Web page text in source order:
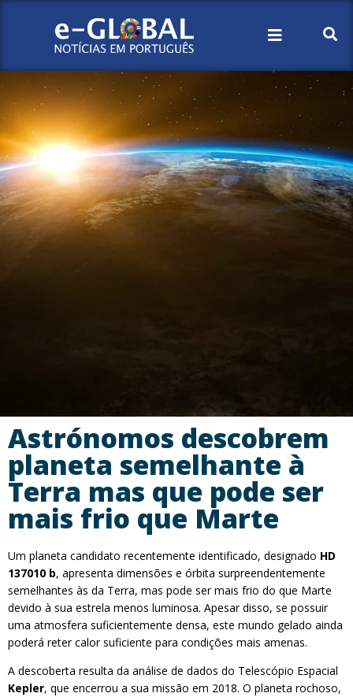
Astrónomos descobrem
planeta semelhante à
Terra mas que pode ser
mais frio que Marte
Um planeta candidato recentemente identificado, designado HD
137010 b, apresenta dimensões e órbita surpreendentemente
semelhantes às da Terra, mas pode ser mais frio do que Marte
devido à sua estrela menos luminosa. Apesar disso, se possuir
uma atmosfera suficientemente densa, este mundo gelado ainda
poderá reter calor suficiente para condições mais amenas.
A descoberta resulta da análise de dados do Telescópio Espacial
Kepler, que encerrou a sua missão em 2018. O planeta rochoso,